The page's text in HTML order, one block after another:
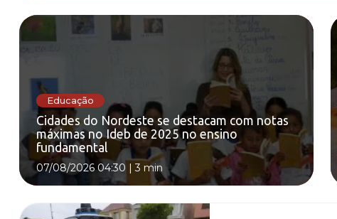
Educação
Cidades do Nordeste se destacam com notas
máximas no Ideb de 2025 no ensino
fundamental
07/08/2026 04:30 |3 min